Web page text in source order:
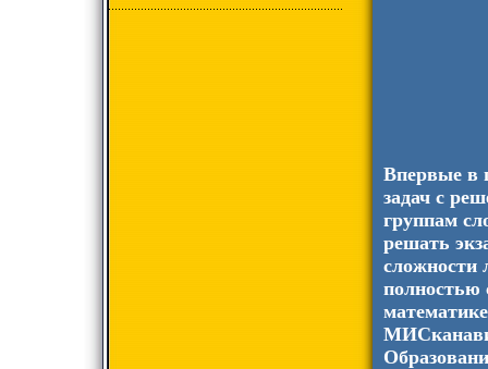
Впервые в
задач с
группам
решать
сложности
полностью